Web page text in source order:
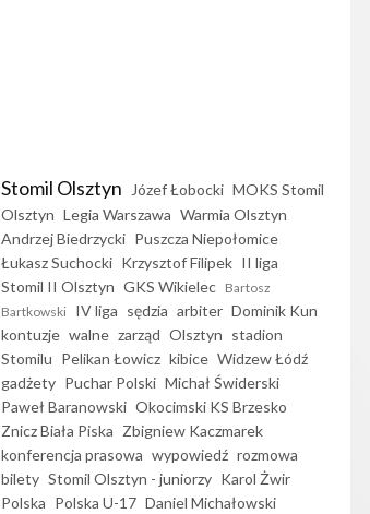
Stomil Olsztyn Józef Łobocki MOKS Stomil
Olsztyn Legia Warszawa Warmia Olsztyn
Andrzej Biedrzycki Puszcza Niepołomice
Łukasz Suchocki Krzysztof Filipek II liga
Stomil II Olsztyn GKS Wikielec Bartosz
Bartkowski IV liga sędzia arbiter Dominik Kun
kontuzje walne zarząd Olsztyn stadion
Stomilu Pelikan Łowicz kibice Widzew Łódź
gadżety Puchar Polski Michał Świderski
Paweł Baranowski Okocimski KS Brzesko
Znicz Biała Piska Zbigniew Kaczmarek
konferencja prasowa wypowiedź rozmowa
bilety Stomil Olsztyn - juniorzy Karol Żwir
Polska Polska U-17 Daniel Michałowski